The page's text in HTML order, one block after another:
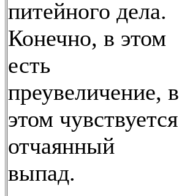
питейного дела.
Конечно, в этом
есть
преувеличение, в
этом чувствуется
отчаянный
выпад.